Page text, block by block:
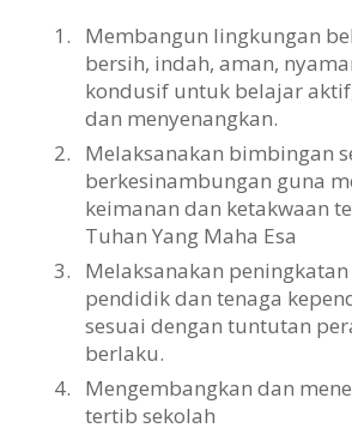
1.
Membangun lingkungan
bersih, indah, aman,
kondusif untuk belajar
dan menyenangkan.
2.
Melaksanakan bimbingan
berkesinambungan guna
keimanan dan ketakwaan
Tuhan Yang Maha Esa
3.
Melaksanakan
pendidik dan tenaga
sesuai dengan tuntutan
berlaku.
4.
Mengembangkan dan
tertib sekolah